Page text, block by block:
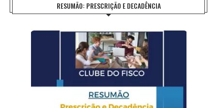
RESUMÃO: PRESCRIÇÃO E DECADÊNCIA